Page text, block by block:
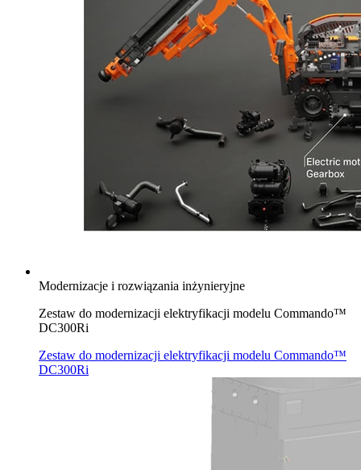
Modernizacje i rozwiązania inżynieryjne
Zestaw do modernizacji elektryfikacji modelu Commando™
DC300Ri
Zestaw do modernizacji elektryfikacji modelu Commando™
DC300Ri